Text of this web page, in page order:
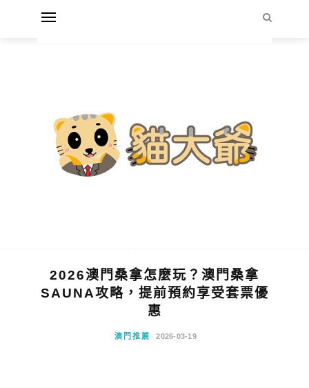
2026澳門桑拿怎麼玩？澳門桑拿
SAUNA攻略，提前預約享受套票優
惠
澳門推薦 2026-03-19